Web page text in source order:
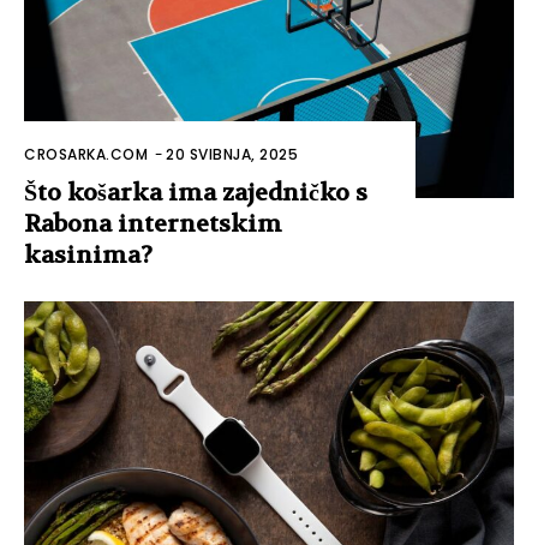
CROSARKA.COM -20 SVIBNJA, 2025
Što košarka ima zajedničko s
Rabona internetskim
kasinima?